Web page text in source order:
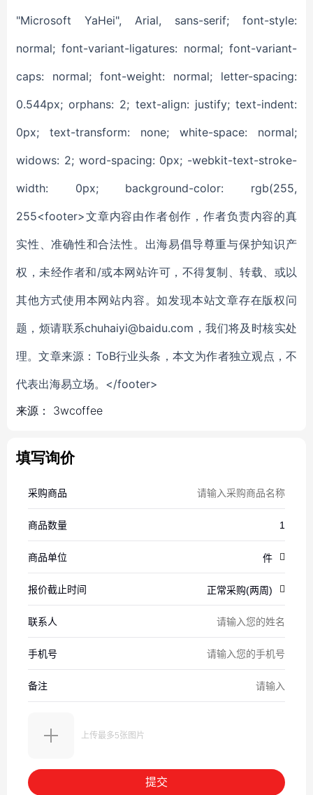
"Microsoft YaHei", Arial, sans-serif; font-style:
normal; font-variant-ligatures: normal; font-variant-
caps: normal; font-weight: normal; letter-spacing:
0.544px; orphans: 2; text-align: justify; text-indent:
0px; text-transform: none; white-space: normal;
widows: 2; word-spacing: 0px; -webkit-text-stroke-
width: 0px; background-color: rgb(255,
255<footer>文章内容由作者创作，作者负责内容的真
实性、准确性和合法性。出海易倡导尊重与保护知识产
权，未经作者和/或本网站许可，不得复制、转载、或以
其他方式使用本网站内容。如发现本站文章存在版权问
题，烦请联系chuhaiyi@baidu.com，我们将及时核实处
理。文章来源：ToB行业头条，本文为作者独立观点，不
代表出海易立场。</footer>
来源： 3wcoffee
填写询价